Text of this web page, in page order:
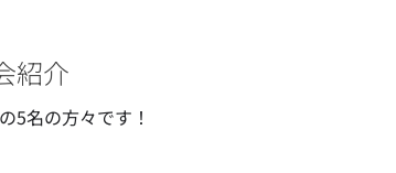
紹介
5名の方々です！